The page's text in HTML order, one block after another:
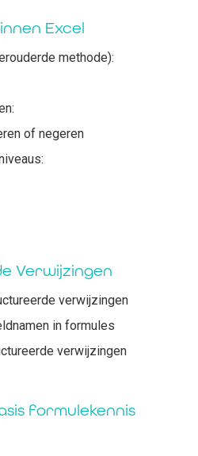
Excel
methode):
of negeren
Verwijzingen
verwijzingen
in formules
verwijzingen
formulekennis